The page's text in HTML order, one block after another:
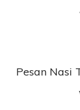
Pesan Nasi